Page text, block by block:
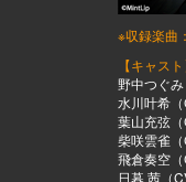
※収録楽曲
【キャスト
野中つぐみ
水川叶希（
葉山充弦（
柴咲雲雀（
飛倉奏空（
日暮 茜（